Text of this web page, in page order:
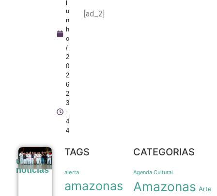
j
u
n
h
o
/
2
0
2
6
2
3
:
4
4
[ad_2]
últimas
noticias
Prefeitura
amplia apoio
jiu-jítsu para
TAGS
alerta
amazonas
CATEGORIAS
Agenda Cultural
Amazonas Arte